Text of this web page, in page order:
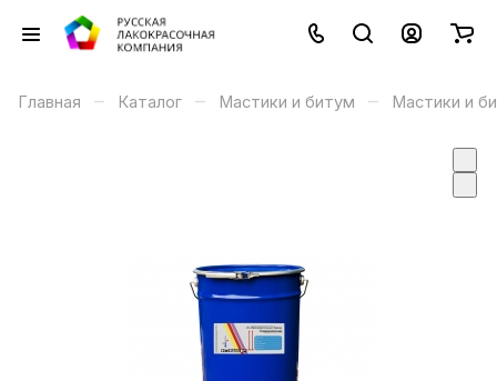
Главная – Каталог – Мастики и битум – Мастики и